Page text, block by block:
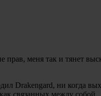
меня так и тянет
Drakengard, ни когда
связанных между собой.